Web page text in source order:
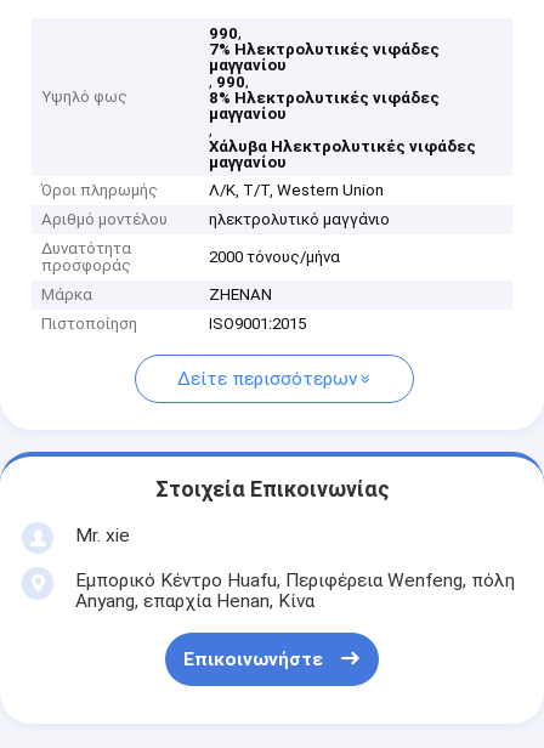
Υψηλό φως
990,
7% Ηλεκτρολυτικές νιφάδες
μαγγανίου
, 990,
8% Ηλεκτρολυτικές νιφάδες
μαγγανίου
,
Χάλυβα Ηλεκτρολυτικές νιφάδες
μαγγανίου
Όροι πληρωμής
Λ/Κ, Τ/Τ, Western Union
Αριθμό μοντέλου
ηλεκτρολυτικό μαγγάνιο
Δυνατότητα
προσφοράς
2000 τόνους/μήνα
Μάρκα
ZHENAN
Πιστοποίηση
ISO9001:2015
Δείτε περισσότερων
Στοιχεία Επικοινωνίας
Mr. xie
Εμπορικό Κέντρο Huafu, Περιφέρεια Wenfeng, πόλη
Anyang, επαρχία Henan, Κίνα
Επικοινωνήστε